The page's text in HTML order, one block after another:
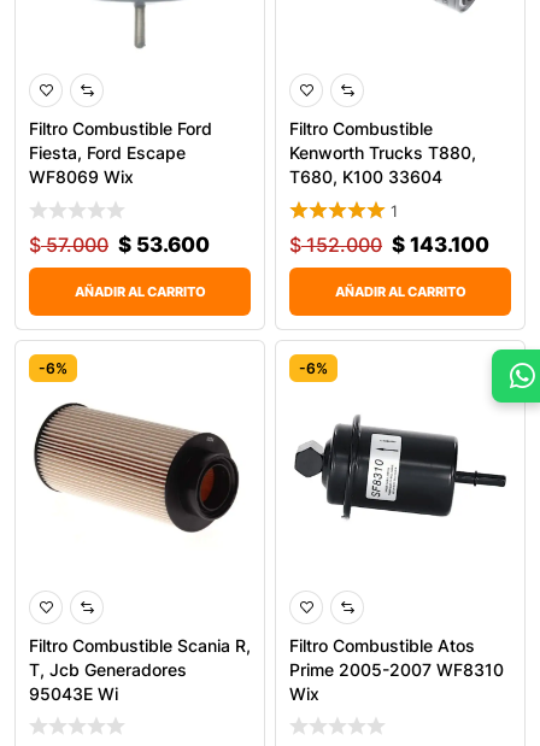
Filtro Combustible Ford
Fiesta, Ford Escape
WF8069 Wix
$57.000 $ 53.600
AÑADIR AL CARRITO
Filtro Combustible
Kenworth Trucks T880,
T680, K100 33604
1
$152.000 $ 143.100
AÑADIR AL CARRITO
-6%
Filtro Combustible Scania R,
T, Jcb Generadores
95043E Wi
-6%
Filtro Combustible Atos
Prime 2005-2007 WF8310
Wix